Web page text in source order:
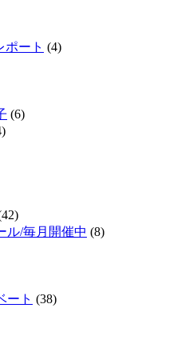
ポート (4)
(6)
ル/毎月開催中 (8)
ート (38)